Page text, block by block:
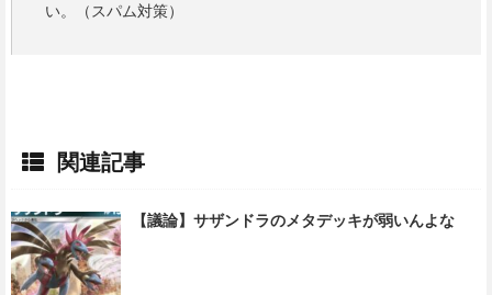
い。（スパム対策）
関連記事
【議論】サザンドラのメタデッキが弱いんよな